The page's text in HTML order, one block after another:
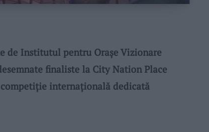
de Institutul pentru Orașe Vizionare
finaliste la City Nation Place
internațională dedicată